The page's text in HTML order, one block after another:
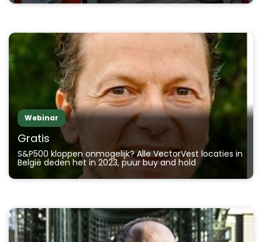
Webinar
Gratis
S&P500 kloppen onmogelijk? Alle VectorVest locaties in
België deden het in 2023, puur buy and hold